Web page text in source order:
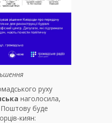
руху
наголосила,
буде
киян: